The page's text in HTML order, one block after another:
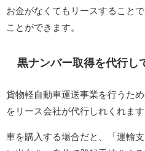
お金がなくてもリースすること
ことができます。
黒ナンバー取得を代行し
貨物軽自動車運送事業を行うた
をリース会社が代行しれくれます
車を購入する場合だと、「運輸